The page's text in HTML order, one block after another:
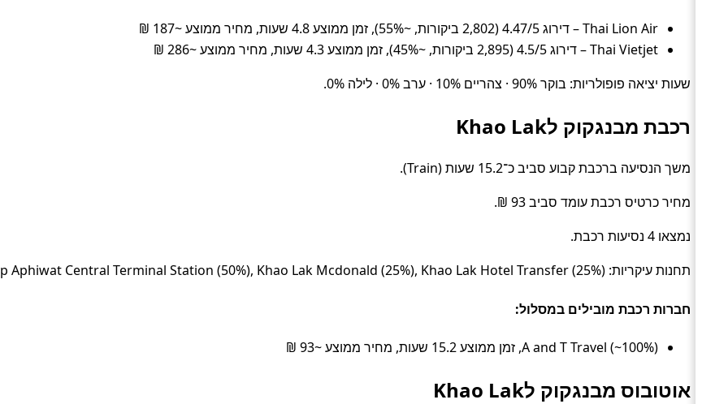
Thai Lion Air – דירוג 4.47/5 (2,802 ביקורות, ~55%), זמן ממוצע 4.8 שעות, מחיר ממוצע ~187 ₪
Thai Vietjet – דירוג 4.5/5 (2,895 ביקורות, ~45%), זמן ממוצע 4.3 שעות, מחיר ממוצע ~286 ₪
שעות יציאה פופולריות: בוקר 90% · צהריים 10% · ערב 0% · לילה 0%.
רכבת מבנגקוק לKhao Lak
משך הנסיעה ברכבת קבוע סביב כ־15.2 שעות (Train).
מחיר כרטיס רכבת עומד סביב 93 ₪.
נמצאו 4 נסיעות רכבת.
תחנות עיקריות: Krung Thep Aphiwat Central Terminal Station (50%), Khao Lak Mcdonald (25%), Khao Lak Hotel Transfer (25%).
חברות רכבת מובילים במסלול:
A and T Travel (~100%), זמן ממוצע 15.2 שעות, מחיר ממוצע ~93 ₪
אוטובוס מבנגקוק לKhao Lak